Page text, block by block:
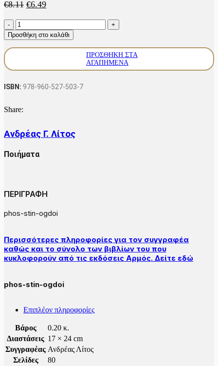
€8.11 Original
€8.11.
€6.49Η
είναι:
€6.49.
Φως
στην
ογδόη
ποσότητα
Προσθήκη στο καλάθι
ΠΡΟΣΘΉΚΗ ΣΤΑ
ΑΓΑΠΗΜΈΝΑ
ISBN: 978-960-527-503-7
Share:
Ανδρέας Γ. Λίτος
Ποιήματα
ΠΕΡΙΓΡΑΦΗ
phos-stin-ogdoi
Περισσότερες πληροφορίες για τον συγγραφέα
καθώς και το σύνολο των βιβλίων του που
κυκλοφορούν από τις εκδόσεις Αρμός. Δείτε εδώ
phos-stin-ogdoi
Επιπλέον πληροφορίες
Βάρος
0.20 κ.
Διαστάσεις 17 × 24 cm
Συγγραφέας Ανδρέας Λίτος
Σελίδες
80